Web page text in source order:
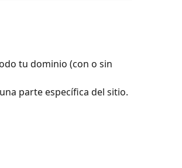
tu dominio (con o sin
parte específica del sitio.